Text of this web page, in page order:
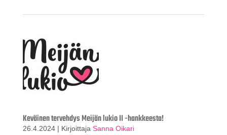
Keväinen tervehdys Meijän lukio II -hankkeesta!
26.4.2024 | Kirjoittaja Sanna Oikari